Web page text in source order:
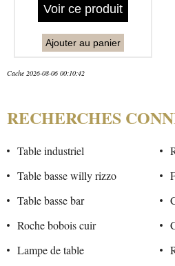
Voir ce produit
Ajouter au panier
Cache 2026-08-06 00:10:42
RECHERCHES
Table industriel
Table basse willy rizzo
Table basse bar
Roche bobois cuir
Lampe de table